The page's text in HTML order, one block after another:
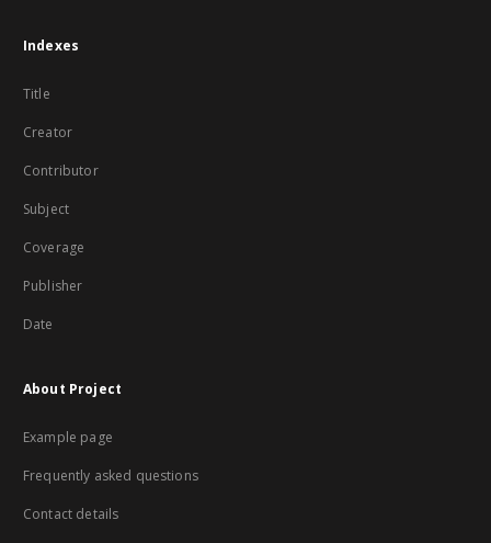
Indexes
Title
Creator
Contributor
Subject
Coverage
Publisher
Date
About Project
Example page
Frequently asked questions
Contact details